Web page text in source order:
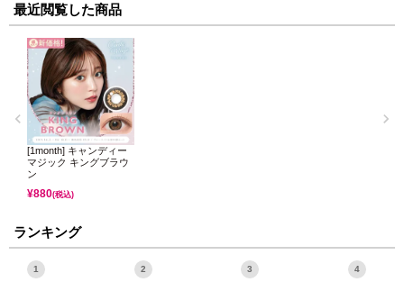
最近閲覧した商品
[1month] キャンディー
マジック キングブラウ
ン
¥880(税込)
ランキング
1 2 3 4